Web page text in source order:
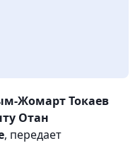
Жомарт Токаев
Отан
, передает